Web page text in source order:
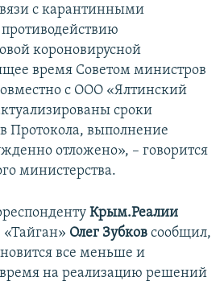
с карантинными
короновирусной
время Советом министров
с ООО «Ялтинский
сроки
Протокола, выполнение
отложено», – говорится
министерства.
Крым.Реалии
«Тайган» Олег Зубков сообщил,
все меньше и
время на реализацию решений